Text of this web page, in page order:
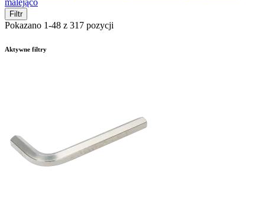
malejąco
Filtr
Pokazano 1-48 z 317 pozycji
Aktywne filtry